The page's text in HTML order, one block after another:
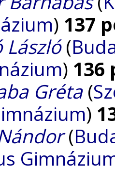
) 137
László(
) 136
Gréta(
)
(